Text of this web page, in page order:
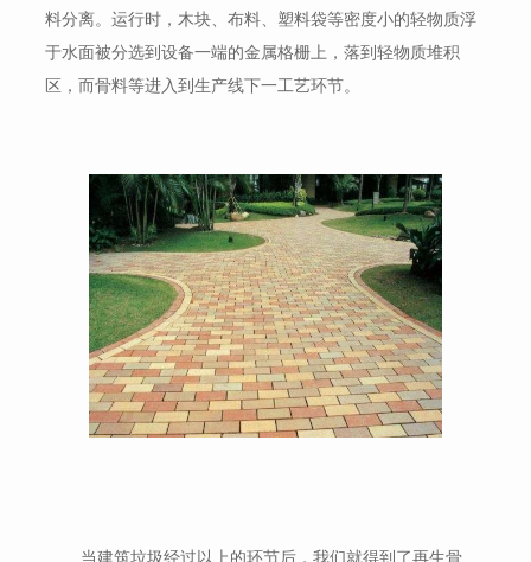
料分离。运行时，木块、布料、塑料袋等密度小的轻物质浮
于水面被分选到设备一端的金属格栅上，落到轻物质堆积
区，而骨料等进入到生产线下一工艺环节。
当建筑垃圾经过以上的环节后，我们就得到了再生骨